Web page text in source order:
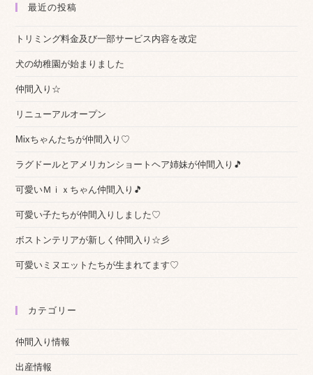
最近の投稿
トリミング料金及び一部サービス内容を改定
犬の幼稚園が始まりました
仲間入り☆
リニューアルオープン
Mixちゃんたちが仲間入り♡
ラグドールとアメリカンショートヘア姉妹が仲間入り🎵
可愛いＭｉｘちゃん仲間入り🎵
可愛い子たちが仲間入りしました♡
ボストンテリアが新しく仲間入り☆彡
可愛いミヌエットたちが生まれてます♡
カテゴリー
仲間入り情報
出産情報